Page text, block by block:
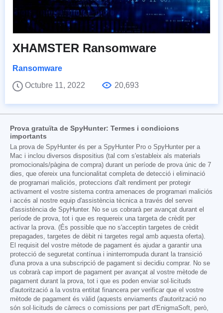
XHAMSTER Ransomware
Ransomware
Octubre 11, 2022
20,693
Prova gratuïta de SpyHunter: Termes i condicions
importants
La prova de SpyHunter és per a SpyHunter Pro o SpyHunter per a
Mac i inclou diversos dispositius (tal com s'estableix als materials
promocionals/pàgina de compra) durant un període de prova únic de 7
dies, que ofereix una funcionalitat completa de detecció i eliminació
de programari maliciós, proteccions d'alt rendiment per protegir
activament el vostre sistema contra amenaces de programari maliciós
i accés al nostre equip d'assistència tècnica a través del servei
d'assistència de SpyHunter. No se us cobrarà per avançat durant el
període de prova, tot i que es requereix una targeta de crèdit per
activar la prova. (És possible que no s'acceptin targetes de crèdit
prepagades, targetes de dèbit ni targetes regal amb aquesta oferta).
El requisit del vostre mètode de pagament és ajudar a garantir una
protecció de seguretat contínua i ininterrompuda durant la transició
d'una prova a una subscripció de pagament si decidiu comprar. No se
us cobrarà cap import de pagament per avançat al vostre mètode de
pagament durant la prova, tot i que es poden enviar sol·licituds
d'autorització a la vostra entitat financera per verificar que el vostre
mètode de pagament és vàlid (aquests enviaments d'autorització no
són sol·licituds de càrrecs o comissions per part d'EnigmaSoft, però,